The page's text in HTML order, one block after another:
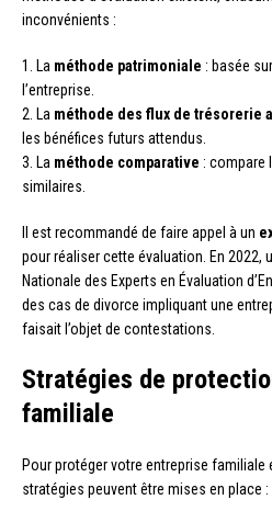
inconvénients :
1. La méthode patrimoniale : basée
l’entreprise.
2. La méthode des flux de trésorerie
les bénéfices futurs attendus.
3. La méthode comparative : compare
similaires.
Il est recommandé de faire appel à un
pour réaliser cette évaluation. En 2022,
Nationale des Experts en Évaluation
des cas de divorce impliquant une
faisait l’objet de contestations.
Stratégies de
familiale
Pour protéger votre entreprise familiale
stratégies peuvent être mises en place :